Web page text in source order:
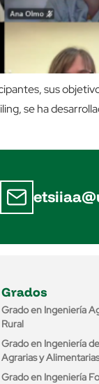
sus
se ha
Grados
Grado en Ingeniería
Rural
Grado en Ingeniería
Agrarias y Alimentarias
Grado en Ingeniería